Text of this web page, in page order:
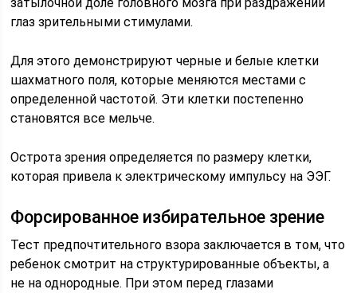
глаз зрительными стимулами.
Для этого демонстрируют черные и белые клетки
шахматного поля, которые меняются местами с
определенной частотой. Эти клетки постепенно
становятся все мельче.
Острота зрения определяется по размеру клетки,
которая привела к электрическому импульсу на ЭЭГ.
Форсированное избирательное зрение
Тест предпочтительного взора заключается в том, что
ребенок смотрит на структурированные объекты, а
не на однородные. При этом перед глазами